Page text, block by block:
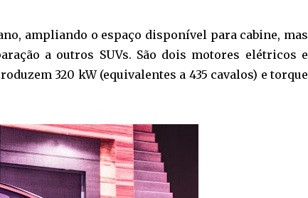
ampliando o espaço disponível para cabine, mas
a outros SUVs. São dois motores elétricos e
320 kW (equivalentes a 435 cavalos) e torque